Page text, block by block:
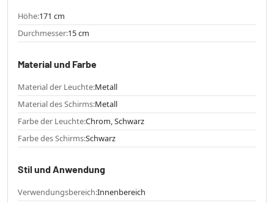
Höhe:171 cm
Durchmesser:15 cm
Material und Farbe
Material der Leuchte:Metall
Material des Schirms:Metall
Farbe der Leuchte:Chrom, Schwarz
Farbe des Schirms:Schwarz
Stil und Anwendung
Verwendungsbereich:Innenbereich